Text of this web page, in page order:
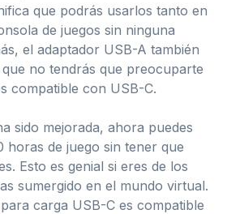
que podrás usarlos tanto en
de juegos sin ninguna
el adaptador USB-A también
no tendrás que preocuparte
compatible con USB-C.
sido mejorada, ahora puedes
horas de juego sin tener que
Esto es genial si eres de los
sumergido en el mundo virtual.
carga USB-C es compatible